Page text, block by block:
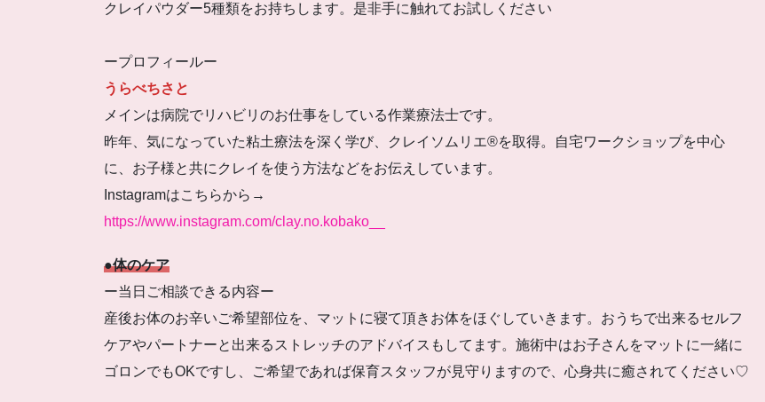
クレイパウダー5種類をお持ちします。是非手に触れてお試しください
ープロフィールー
うらべちさと
メインは病院でリハビリのお仕事をしている作業療法士です。
昨年、気になっていた粘土療法を深く学び、クレイソムリエ®を取得。自宅ワークショップを中心
に、お子様と共にクレイを使う方法などをお伝えしています。
Instagramはこちらから→
https://www.instagram.com/clay.no.kobako__
●体のケア
ー当日ご相談できる内容ー
産後お体のお辛いご希望部位を、マットに寝て頂きお体をほぐしていきます。おうちで出来るセルフ
ケアやパートナーと出来るストレッチのアドバイスもしてます。施術中はお子さんをマットに一緒に
ゴロンでもOKですし、ご希望であれば保育スタッフが見守りますので、心身共に癒されてください♡